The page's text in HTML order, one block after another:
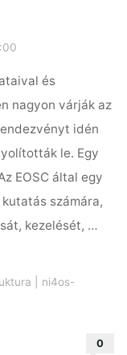
és
nagyon várják az
idén
le. Egy
EOSC által egy
számára,
kezelését, …
ni4os-
0